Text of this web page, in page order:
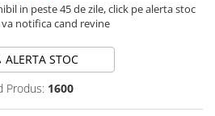
in peste 45 de zile, click pe alerta stoc
notifica cand revine
ALERTA STOC
Produs: 1600